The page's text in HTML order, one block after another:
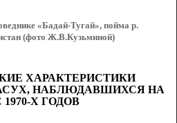
«Бадай-Тугай», пойма р.
(фото Ж.В.Кузьминой)
ХАРАКТЕРИСТИКИ
НАБЛЮДАВШИХСЯ НА
Х ГОДОВ